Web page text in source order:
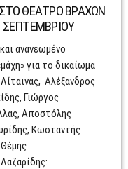
ΘΕΑΤΡΟ ΒΡΑΧΩΝ
ΣΕΠΤΕΜΒΡΙΟΥ
ανανεωμένο
για το δικαίωμα
Αλέξανδρος
Γιώργος
Αποστόλης
Κωσταντής